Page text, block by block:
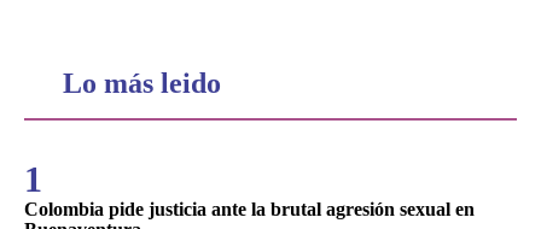
Lo más leido
1
Colombia pide justicia ante la brutal agresión sexual en